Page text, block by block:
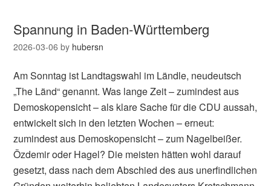
Spannung in Baden-Württemberg
2026-03-06 by hubersn
Am Sonntag ist Landtagswahl im Ländle, neudeutsch
„The Länd“ genannt. Was lange Zeit – zumindest aus
Demoskopensicht – als klare Sache für die CDU aussah,
entwickelt sich in den letzten Wochen – erneut:
zumindest aus Demoskopensicht – zum Nagelbeißer.
Özdemir oder Hagel? Die meisten hätten wohl darauf
gesetzt, dass nach dem Abschied des aus unerfindlichen